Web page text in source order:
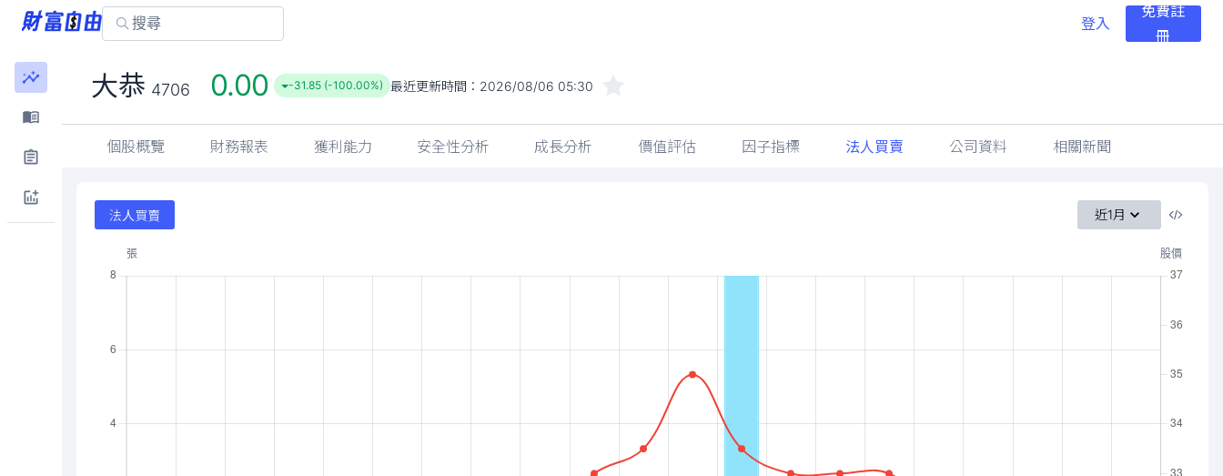
登入
免費註
冊
大恭 4706 0.00 -31.85 (-100.00%) 最近更新時間： 2026/08/06 05:30
個股概覽 財務報表 獲利能力 安全性分析 成長分析 價值評估 因子指標 法人買賣 公司資料 相關新聞
法人買賣 近1月